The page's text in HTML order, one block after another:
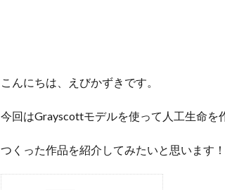
こんにちは、えびかずきです。
今回はGrayscottモデルを使って人工生命を
つくった作品を紹介してみたいと思います！